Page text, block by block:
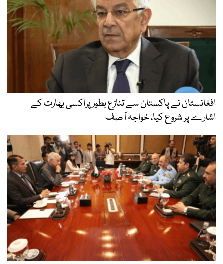
افغانستان نے پاکستان سے تنازع بطور پراکسی بھارت کے
اشارے پر شروع کیا، خواجہ آصف